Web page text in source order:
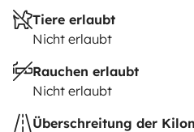
Tiere erlaubt
Nicht erlaubt
Rauchen erlaubt
Nicht erlaubt
Überschreitung der